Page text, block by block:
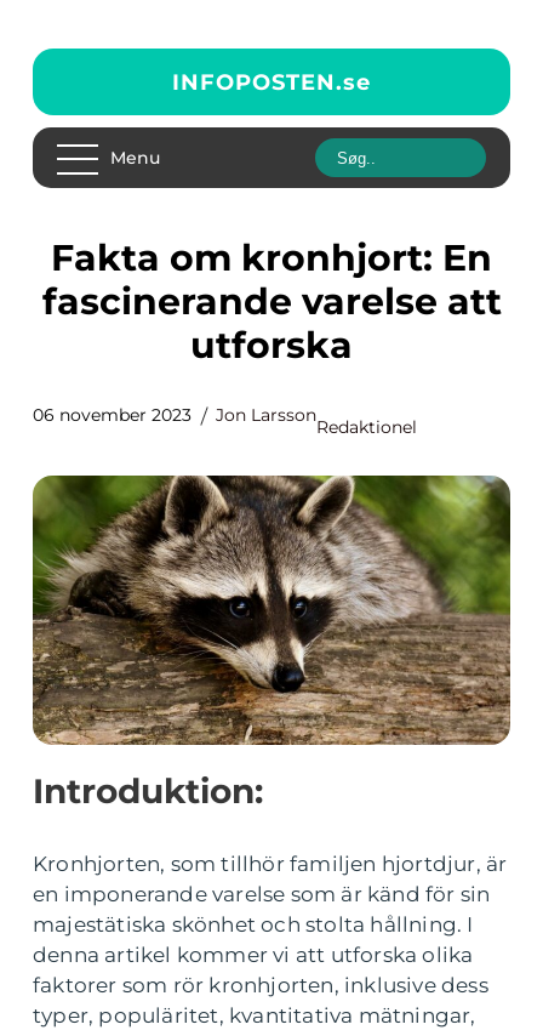
INFOPOSTEN.se
Menu
Fakta om kronhjort: En
fascinerande varelse att
utforska
06 november 2023 Jon Larsson
Redaktionel
Introduktion:
Kronhjorten, som tillhör familjen hjortdjur, är
en imponerande varelse som är känd för sin
majestätiska skönhet och stolta hållning. I
denna artikel kommer vi att utforska olika
faktorer som rör kronhjorten, inklusive dess
typer, populäritet, kvantitativa mätningar,